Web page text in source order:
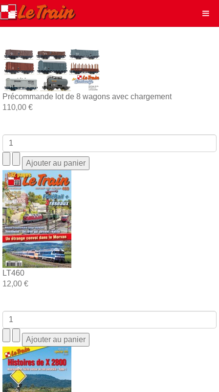
Précommande lot de 8 wagons avec chargement
110,00 €
LT460
12,00 €